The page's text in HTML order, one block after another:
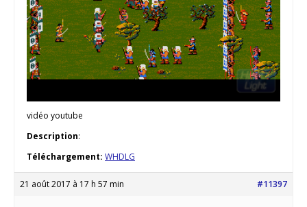
vidéo youtube
Description:
Téléchargement: WHDLG
21 août 2017 à 17 h 57 min #11397